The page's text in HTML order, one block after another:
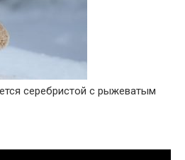
серебристой с рыжеватым